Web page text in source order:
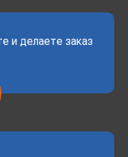
и делаете заказ